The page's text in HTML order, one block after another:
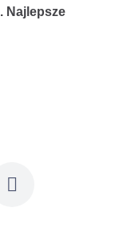
Najlepsze